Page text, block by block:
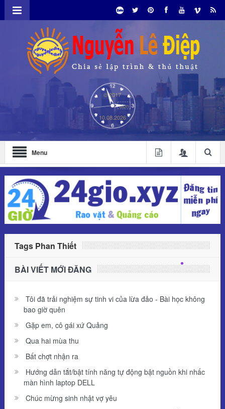
© 2017
Mon
10.08.2026
Menu
Tags Phan Thiết
BÀI VIẾT MỚI ĐĂNG
Tôi đã trải nghiệm sự tinh vi của lừa đảo - Bài học không
bao giờ quên
Gặp em, cô gái xứ Quảng
Qua hai mùa thu
Bất chợt nhận ra
Hướng dẫn tắt/bật tính năng tự động bật nguồn khi nhấc
màn hình laptop DELL
Chúc mừng sinh nhật vợ yêu